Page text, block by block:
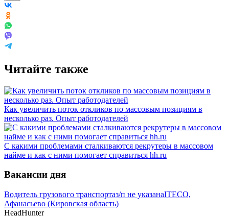
Читайте также
Как увеличить поток откликов по массовым позициям в
несколько раз. Опыт работодателей
С какими проблемами сталкиваются рекрутеры в массовом
найме и как с ними помогает справиться hh.ru
Вакансии дня
Водитель грузового транспортаз/п не указанаITECO,
Афанасьево (Кировская область)
HeadHunter